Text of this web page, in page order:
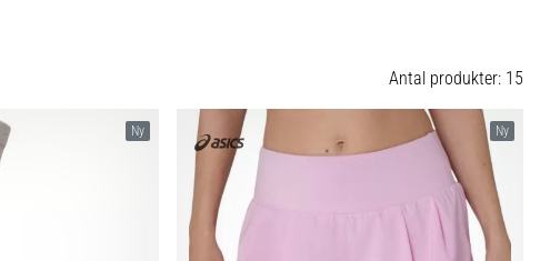
Antal produkter: 15
Ny Ny